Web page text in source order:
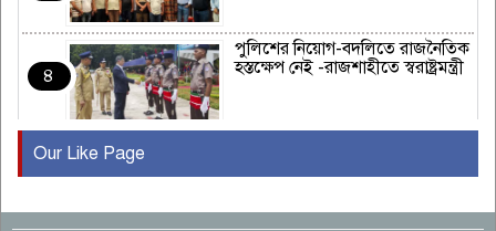
৪
পুলিশের নিয়োগ-বদলিতে রাজনৈতিক
হস্তক্ষেপ নেই -রাজশাহীতে স্বরাষ্ট্রমন্ত্রী
৫
বছর পূর্তি উদযাপন
Our Like Page